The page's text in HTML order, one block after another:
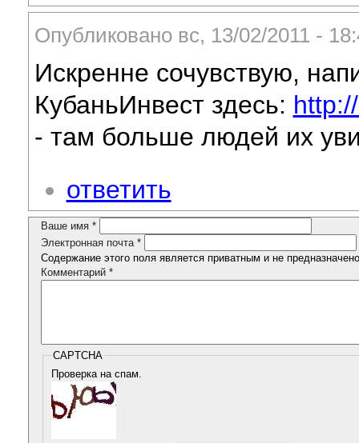
Опубликовано вс, 13/02/2011 -
Искренне сочувствую,
КубаньИнвест здесь:
- там больше людей их
ответить
Ваше имя *
Электронная почта *
Содержание этого поля является приватным и не
Комментарий *
CAPTCHA
Проверка на спам.